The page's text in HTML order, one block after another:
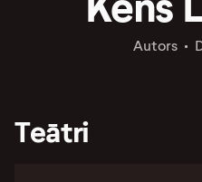
Autors
Teātri